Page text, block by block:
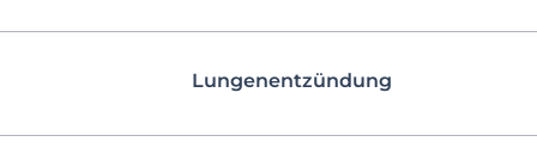
Lungenentzündung